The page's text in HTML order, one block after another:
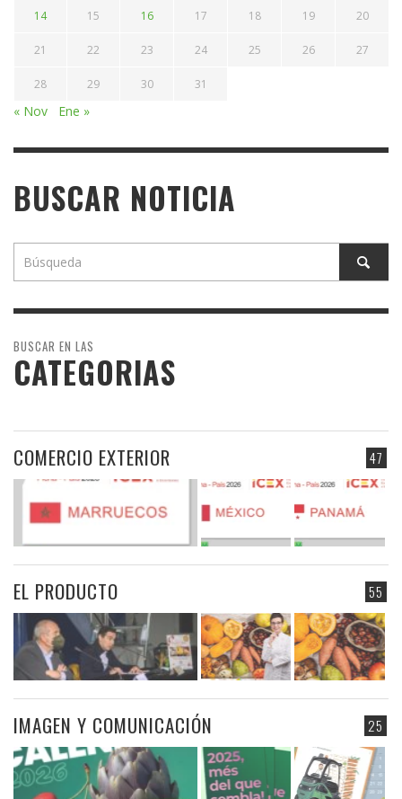
14 15 16 17 18 19 20
21 22 23 24 25 26 27
28 29 30 31
« Nov Ene »
BUSCAR NOTICIA
BUSCAR EN LAS
CATEGORIAS
47
COMERCIO EXTERIOR
55
EL PRODUCTO
25
IMAGEN Y COMUNICACIÓN